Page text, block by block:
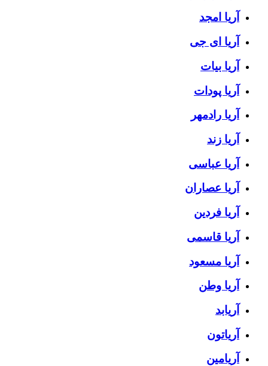
آریا امجد
آریا ای جی
آریا بیات
آریا پودات
آریا رادمهر
آریا زند
آریا عباسی
آریا عصاران
آریا فردین
آریا قاسمی
آریا مسعود
آریا وطن
آریابد
آریاتون
آریامین